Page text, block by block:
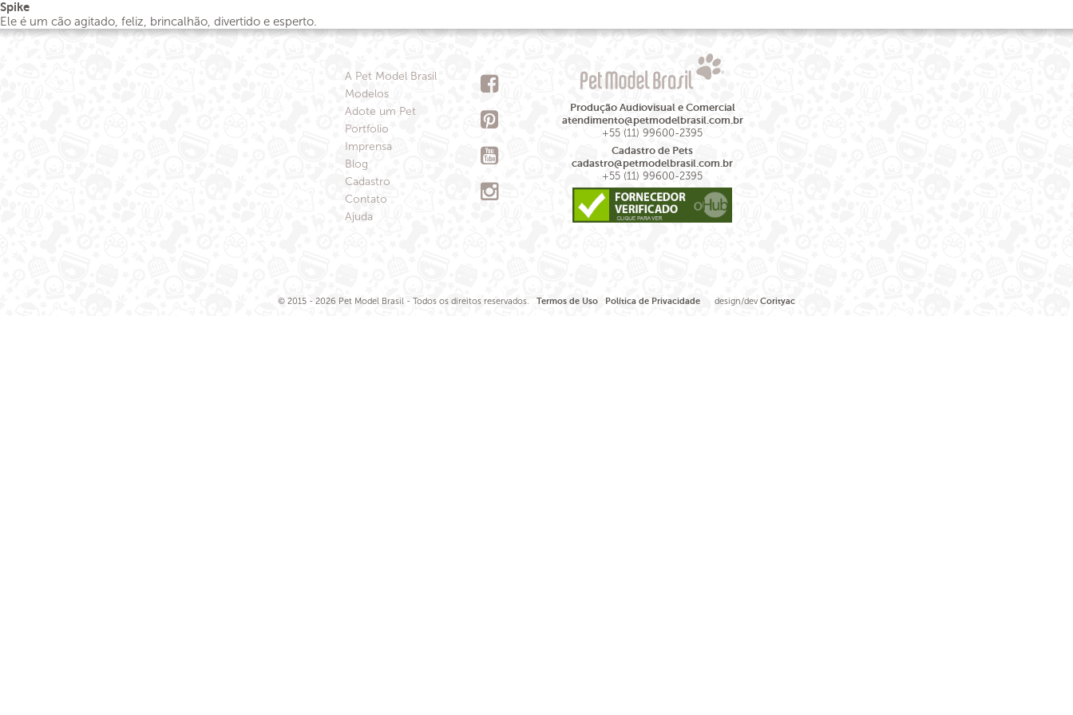
Spike
Ele é um cão agitado, feliz, brincalhão, divertido e esperto.
A Pet Model Brasil
Modelos
Adote um Pet
Portfolio
Imprensa
Blog
Cadastro
Contato
Ajuda
Produção Audiovisual e Comercial
atendimento@petmodelbrasil.com.br
+55 (11) 99600-2395
Cadastro de Pets
cadastro@petmodelbrasil.com.br
+55 (11) 99600-2395
© 2015 - 2026 Pet Model Brasil - Todos os direitos reservados. Termos de Uso Política de Privacidade design/dev Corityac